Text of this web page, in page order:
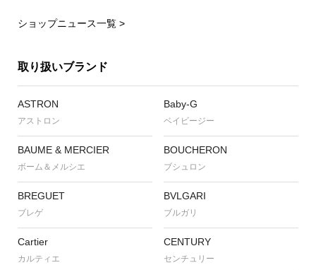
ショップニュース一覧 >
取り扱いブランド
ASTRON
アストロン
Baby-G
ベイビージー
BAUME & MERCIER
ボーム＆メルシエ
BOUCHERON
ブシュロン
BREGUET
ブレゲ
BVLGARI
ブルガリ
Cartier
カルティエ
CENTURY
センチュリー